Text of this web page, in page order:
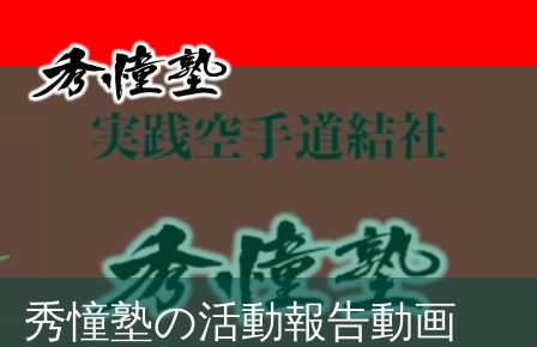
秀憧塾の活動報告動画